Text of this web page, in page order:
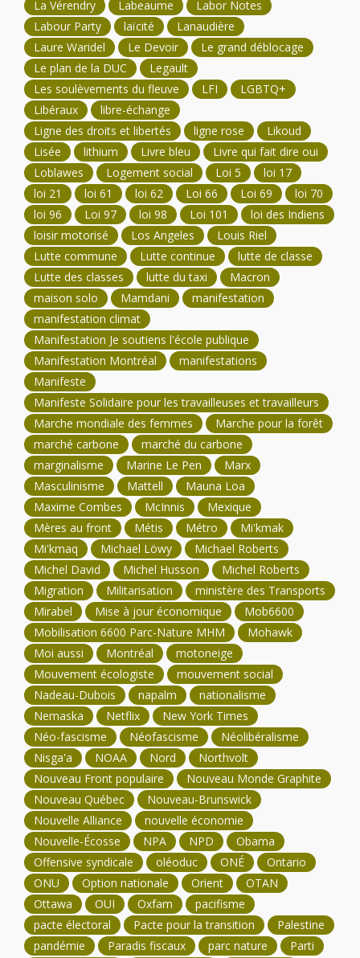
La Vérendry Labeaume
Labor Notes
Labour Party
laïcité
Lanaudière
Laure Waridel
Le Devoir
Le grand déblocage
Le plan de la DUC
Legault
Les soulèvements du fleuve
LFI
LGBTQ+
Libéraux
libre-échange
Ligne des droits et libertés
ligne rose
Likoud
Lisée
lithium Livre bleu
Livre qui fait dire oui
Loblawes
Logement social Loi 5
loi 17
loi 21
loi 61 loi 62 Loi 66 Loi 69
loi 70
loi 96
Loi 97 loi 98 Loi 101
loi des Indiens
loisir motorisé
Los Angeles
Louis Riel
Lutte commune
Lutte continue
lutte de classe
Lutte des classes
lutte du taxi
Macron
maison solo
Mamdani
manifestation
manifestation climat
Manifestation Je soutiens l'école publique
Manifestation Montréal
manifestations
Manifeste
Manifeste Solidaire pour les travailleuses et travailleurs
Marche mondiale des femmes
Marche pour la forêt
marché carbone
marché du carbone
marginalisme
Marine Le Pen
Marx
Masculinisme
Mattell
Mauna Loa
Maxime Combes
McInnis
Mexique
Mères au front
Métis Métro
Mi'kmak
Mi'kmaq
Michael Löwy
Michael Roberts
Michel David
Michel Husson
Michel Roberts
Migration
Militarisation
ministère des Transports
Mirabel
Mise à jour économique
Mob6600
Mobilisation 6600 Parc-Nature MHM
Mohawk
Moi aussi
Montréal
motoneige
Mouvement écologiste
mouvement social
Nadeau-Dubois
napalm
nationalisme
Nemaska
Netflix
New York Times
Néo-fascisme
Néofascisme
Néolibéralisme
Nisga'a
NOAA Nord
Northvolt
Nouveau Front populaire
Nouveau Monde Graphite
Nouveau Québec
Nouveau-Brunswick
Nouvelle Alliance
nouvelle économie
Nouvelle-Écosse
NPA NPD
Obama
Offensive syndicale
oléoduc ONÉ
Ontario
ONU
Option nationale Orient
OTAN
Ottawa
OUI Oxfam
pacifisme
pacte électoral
Pacte pour la transition
Palestine
pandémie
Paradis fiscaux parc nature
Parti